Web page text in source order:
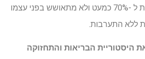
כיסוי הדשא הנפל מתחת ל -70% כמעט ולא מתאושש בפני עצמו
ללא התערבות.
היסטוריית הבריאות והתחזוקה